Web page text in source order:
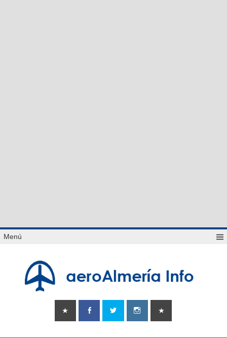
Saltar
alMenú
aeroAlmería
info
Tu portal sobre el aeropuerto de Almería